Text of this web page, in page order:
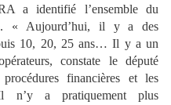
a identifié l’ensemble du
« Aujourd’hui, il y a des
10, 20, 25 ans… Il y a un
constate le député
financières et les
n’y a pratiquement plus